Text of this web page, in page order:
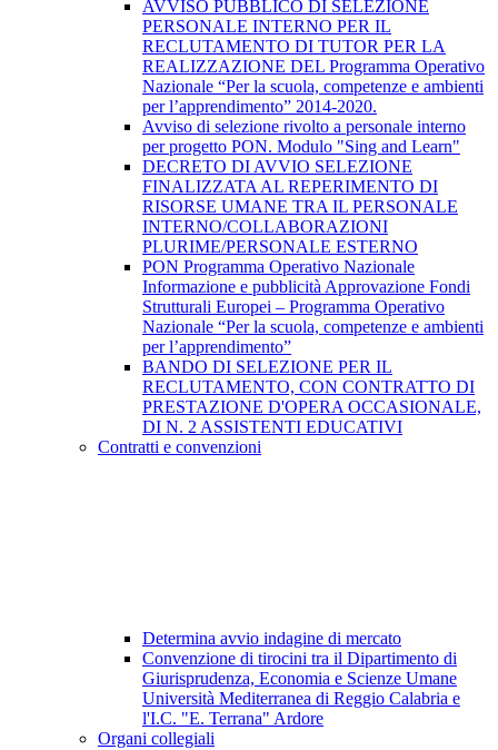
AVVISO PUBBLICO DI SELEZIONE
PERSONALE INTERNO PER IL
RECLUTAMENTO DI TUTOR PER LA
REALIZZAZIONE DEL Programma Operativo
Nazionale “Per la scuola, competenze e ambienti
per l’apprendimento” 2014-2020.
Avviso di selezione rivolto a personale interno
per progetto PON. Modulo "Sing and Learn"
DECRETO DI AVVIO SELEZIONE
FINALIZZATA AL REPERIMENTO DI
RISORSE UMANE TRA IL PERSONALE
INTERNO/COLLABORAZIONI
PLURIME/PERSONALE ESTERNO
PON Programma Operativo Nazionale
Informazione e pubblicità Approvazione Fondi
Strutturali Europei – Programma Operativo
Nazionale “Per la scuola, competenze e ambienti
per l’apprendimento”
BANDO DI SELEZIONE PER IL
RECLUTAMENTO, CON CONTRATTO DI
PRESTAZIONE D'OPERA OCCASIONALE,
DI N. 2 ASSISTENTI EDUCATIVI
Contratti e convenzioni
Determina avvio indagine di mercato
Convenzione di tirocini tra il Dipartimento di
Giurisprudenza, Economia e Scienze Umane
Università Mediterranea di Reggio Calabria e
l'I.C. "E. Terrana" Ardore
Organi collegiali